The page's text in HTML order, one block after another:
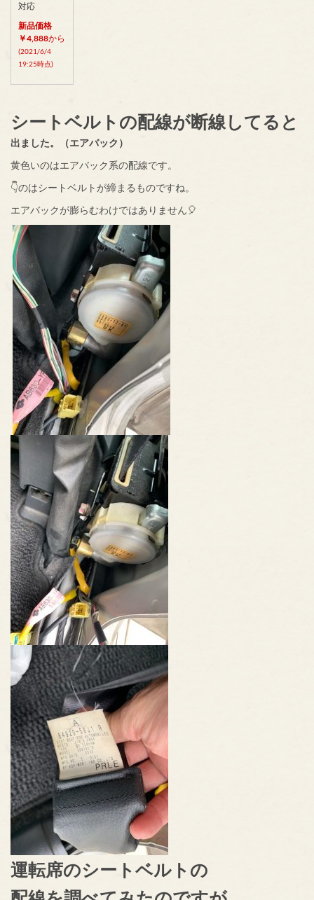
対応
新品価格
￥4,888から
(2021/6/4
19:25時点)
シートベルトの配線が断線してると
出ました。（エアバック）
黄色いのはエアバック系の配線です。
👇のはシートベルトが締まるものですね。
エアバックが膨らむわけではありません🎈
運転席のシートベルトの